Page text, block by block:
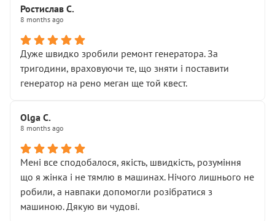
Хотілося б більше:
• належної уваги до авто
• прозорості в роботах і рахунках
• реальної діагностики, а не формального
“подивились і поїхав”
На жаль, складається враження, що сервіс працює не
Стосовно комунікації - все добре
звертатися до цього автосервісу.
Ростислав С.
8 months ago
Дуже швидко зробили ремонт генератора. За
тригодини, враховуючи те, що зняти і поставити
генератор на рено меган ще той квест.
Olga С.
8 months ago
Мені все сподобалося, якість, швидкість, розуміння
що я жінка і не тямлю в машинах. Нічого лишнього не
робили, а навпаки допомогли розібратися з
машиною. Дякую ви чудові.